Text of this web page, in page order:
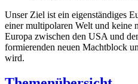
Unser Ziel ist ein eigenständiges
einer multipolaren Welt und keine
Europa zwischen den USA und
formierenden neuen Machtblock
wird.